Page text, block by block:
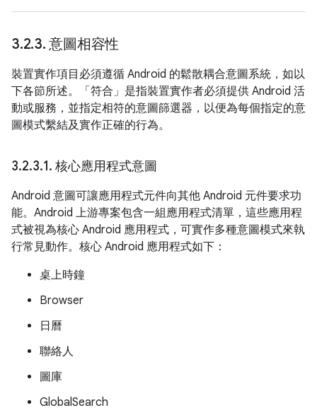
3.2.3. 意圖相容性
裝置實作項目必須遵循 Android 的鬆散耦合意圖系統，如以
下各節所述。「符合」是指裝置實作者必須提供 Android 活
動或服務，並指定相符的意圖篩選器，以便為每個指定的意
圖模式繫結及實作正確的行為。
3.2.3.1. 核心應用程式意圖
Android 意圖可讓應用程式元件向其他 Android 元件要求功
能。Android 上游專案包含一組應用程式清單，這些應用程
式被視為核心 Android 應用程式，可實作多種意圖模式來執
行常見動作。核心 Android 應用程式如下：
桌上時鐘
Browser
日曆
聯絡人
圖庫
GlobalSearch